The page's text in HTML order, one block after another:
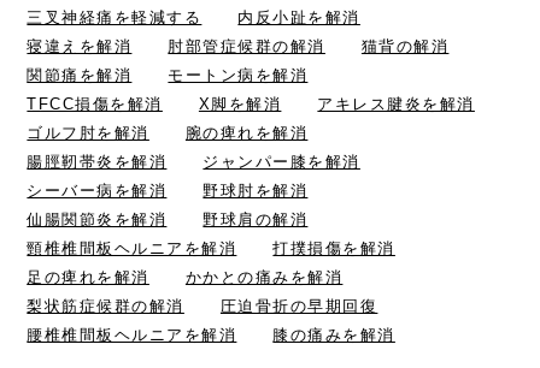
三叉神経痛を軽減する
内反小趾を解消
寝違えを解消
肘部管症候群の解消
猫背の解消
関節痛を解消
モートン病を解消
TFCC損傷を解消
X脚を解消
アキレス腱炎を解消
ゴルフ肘を解消
腕の痺れを解消
腸脛靭帯炎を解消
ジャンパー膝を解消
シーバー病を解消
野球肘を解消
仙腸関節炎を解消
野球肩の解消
頸椎椎間板ヘルニアを解消
打撲損傷を解消
足の痺れを解消
かかとの痛みを解消
梨状筋症候群の解消
圧迫骨折の早期回復
腰椎椎間板ヘルニアを解消
膝の痛みを解消